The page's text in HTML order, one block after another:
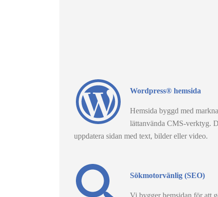
Wordpress® hemsida
Hemsida byggd med
lättanvända CMS-verktyg.
uppdatera sidan med text, bilder eller video.
Sökmotorvänlig (SEO)
Vi bygger hemsidan för att